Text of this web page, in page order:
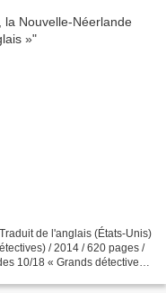
de l'anglais (États-Unis)
/ 2014 / 620 pages /
10/18 « Grands détectives